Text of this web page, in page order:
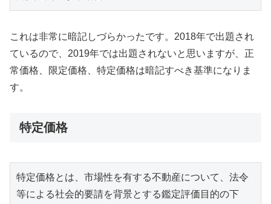
これは非常に暗記しづらかったです。2018年で出題され
ているので、2019年では出題されないと思いますが、正
常価格、限定価格、特定価格は暗記すべき基準になりま
す。
特定価格
特定価格とは、市場性を有する不動産について、法令
等による社会的要請を背景とする鑑定評価目的の下